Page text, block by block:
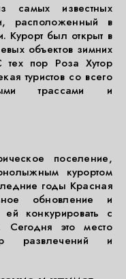
известных
расположенный в
был открыт в
объектов зимних
пор Роза Хутор
туристов со всего
трассами и
поселение,
курортом
годы Красная
обновление и
конкурировать с
Сегодня это место
развлечений и